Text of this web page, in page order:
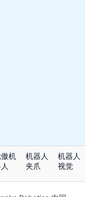
机
机器人
夹爪
机器人
视觉